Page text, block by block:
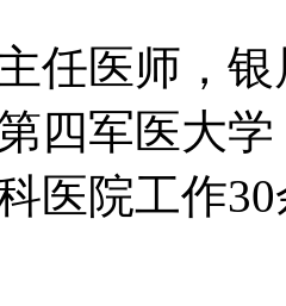
任医师，
四军医大
医院工作